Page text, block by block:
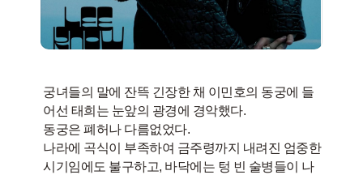
궁녀들의 말에 잔뜩 긴장한 채 이민호의 동궁에 들
어선 태희는 눈앞의 광경에 경악했다.
동궁은 폐허나 다름없었다.
나라에 곡식이 부족하여 금주령까지 내려진 엄중한
시기임에도 불구하고, 바닥에는 텅 빈 술병들이 나